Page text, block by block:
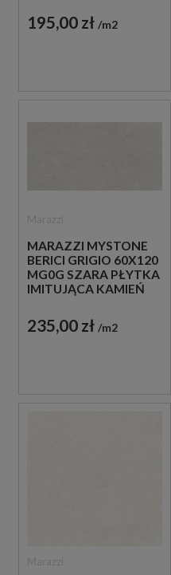
195,00 zł m2
MARAZZI MYSTONE
BERICI GRIGIO 60X120
MG0G SZARA PŁYTKA
IMITUJĄCA KAMIEŃ
235,00 zł m2